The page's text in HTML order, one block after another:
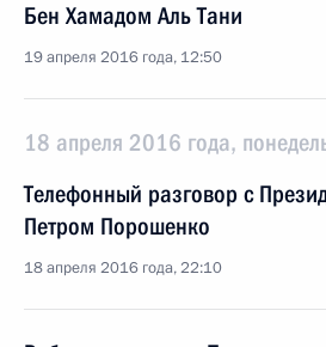
Бен Хамадом Аль Тани
19 апреля 2016 года, 12:50
18 апреля 2016 года,
Телефонный разговор с
Петром Порошенко
18 апреля 2016 года, 22:10